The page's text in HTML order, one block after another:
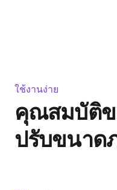
ใช้งานง่าย
คุณสมบัติข
ปรับขนาด